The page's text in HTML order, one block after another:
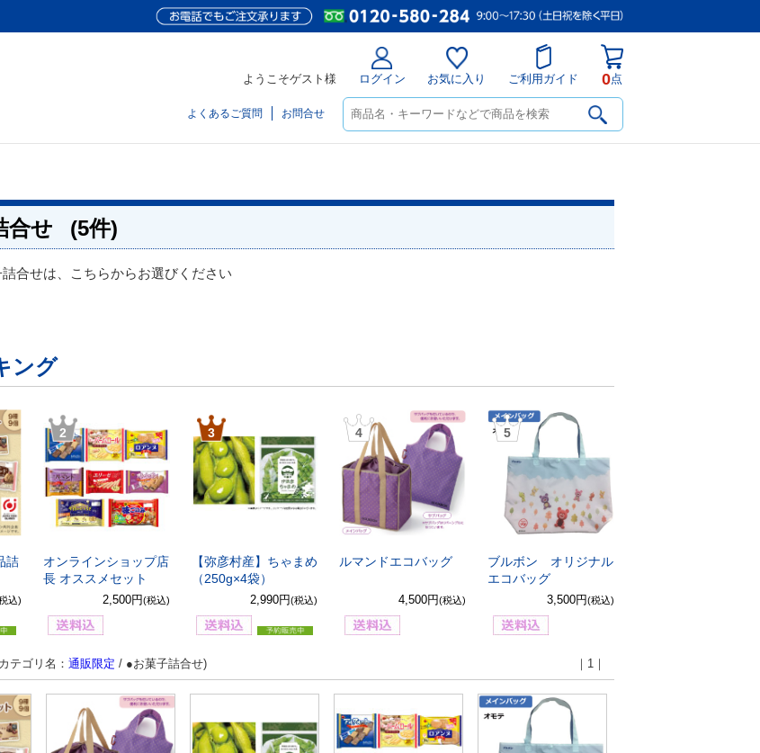
ようこそゲスト様 ログイン お気に入り ご利用ガイド 0点
よくあるご質問 お問合せ
合せ (5件)
合せは、こちらからお選びください
ング
詰
込)
2
オンラインショップ店
長 オススメセット
2,500円(税込)
3
【弥彦村産】ちゃまめ
（250g×4袋）
2,990円(税込)
4
ルマンドエコバッグ
4,500円(税込)
5
ブルボン オリジナル
エコバッグ
3,500円(税込)
｜1｜
テゴリ名： 通販限定 / ●お菓子詰合せ)